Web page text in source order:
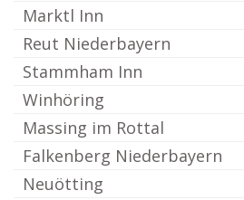
Marktl Inn
Reut Niederbayern
Stammham Inn
Winhöring
Massing im Rottal
Falkenberg Niederbayern
Neuötting